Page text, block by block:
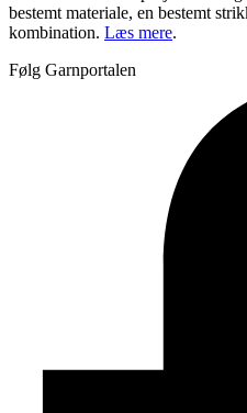
bestemt materiale, en bestemt
kombination. Læs mere.
Følg Garnportalen